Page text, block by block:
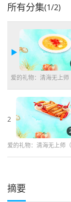
所有分集(1/2)
爱的礼物：清海无上师
2
爱的礼物：清海无上师
摘要